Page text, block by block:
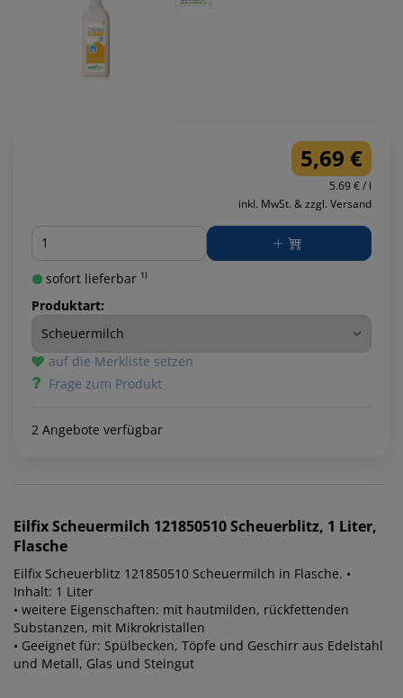
5,69 €
5.69 € / l
inkl. MwSt. & zzgl. Versand
Menge
sofort lieferbar ¹⁾
Produktart:
auf die Merkliste setzen
Frage zum Produkt
2 Angebote verfügbar
EilfixScheuermilch 121850510 Scheuerblitz, 1 Liter,
Flasche
Eilfix Scheuerblitz 121850510 Scheuermilch in Flasche. •
Inhalt: 1 Liter
• weitere Eigenschaften: mit hautmilden, rückfettenden
Substanzen, mit Mikrokristallen
• Geeignet für: Spülbecken, Töpfe und Geschirr aus Edelstahl
und Metall, Glas und Steingut